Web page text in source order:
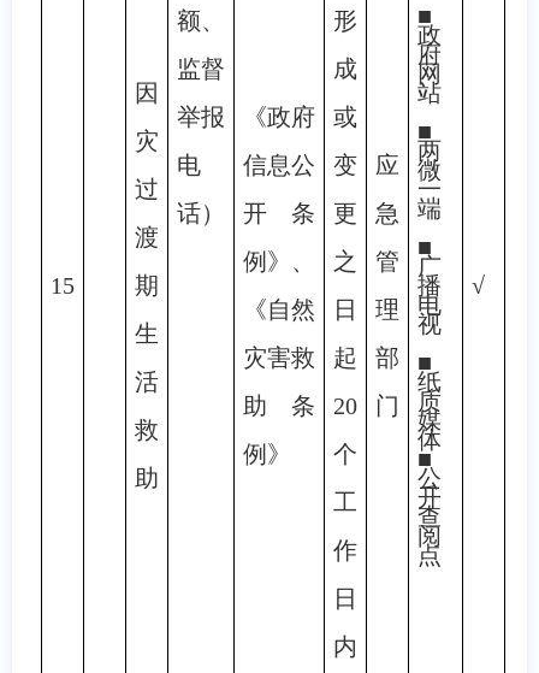
15
因
灾
过
渡
期
生
活
救
助
额、
监督
举报
电
话）
《政府
信息公
开条
例》、
《自然
灾害救
助条
例》
形
成
或
变
更
之
日
起
20
个
工
作
日
内
应
急
管
理
部
门
■
政
府
网
站
■
两
微
一
端
■
广
播
电
视
■
纸
质
媒
体
■
公
开
查
阅
点
√